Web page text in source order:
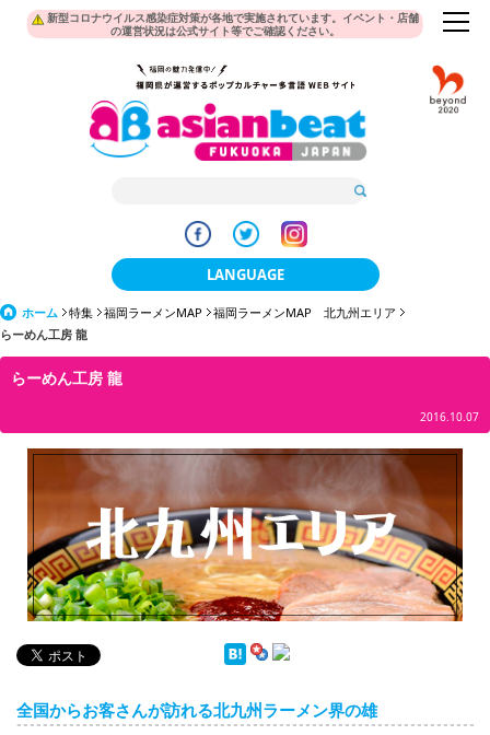
新型コロナウイルス感染症対策が各地で実施されています。イベント・店舗
の運営状況は公式サイト等でご確認ください。
LANGUAGE
日本語
한국어
繁體中文
English
ภาษาไทย
tiéng Viêt
Bahasa Indonesia
ホーム 特集 福岡ラーメンMAP
福岡ラーメンMAP 北九州エリア
らーめん工房 龍
らーめん工房 龍
2016.10.07
全国からお客さんが訪れる北九州ラーメン界の雄